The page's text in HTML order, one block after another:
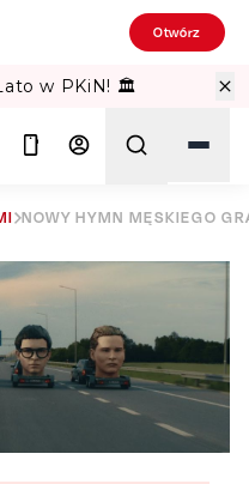
Otwórz
w PKiN! 🏛️
NOWY HYMN MĘSKIEGO